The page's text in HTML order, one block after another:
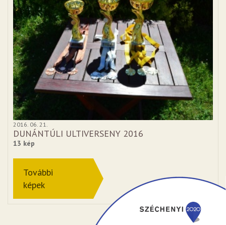
2016. 06. 21.
DUNÁNTÚLI ULTIVERSENY 2016
13 kép
További
képek